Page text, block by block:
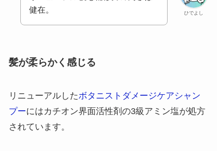
ひでよし
健在。
髪が柔らかく感じる
リニューアルしたボタニストダメージケアシャン
プーにはカチオン界面活性剤の3級アミン塩が処方
されています。